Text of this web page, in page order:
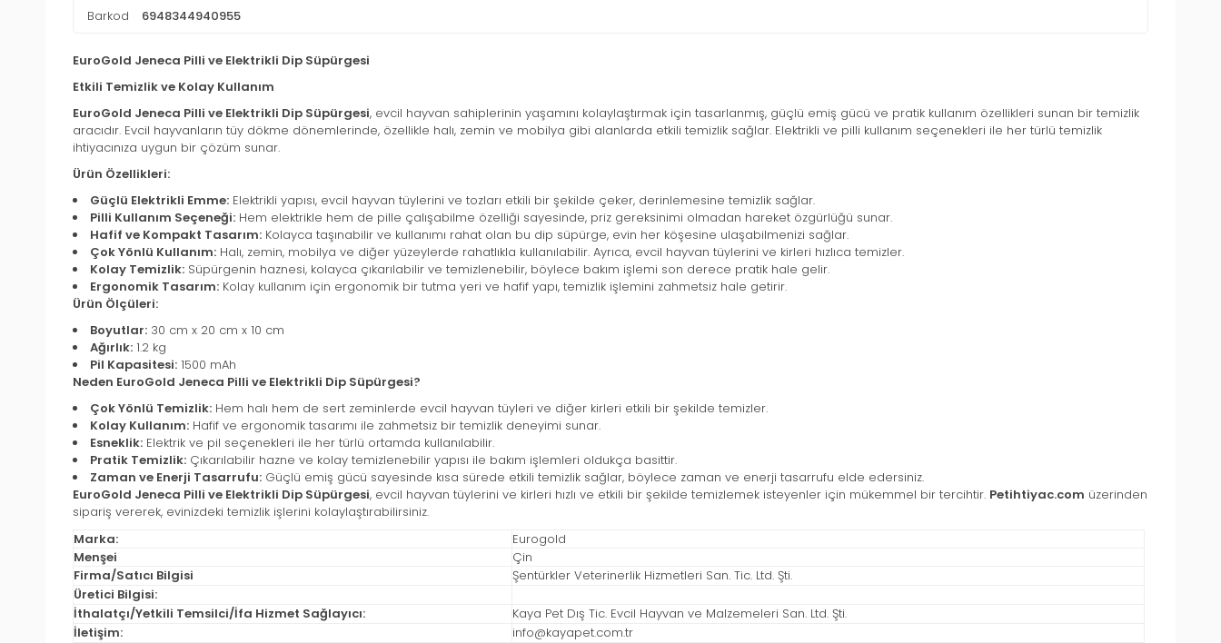
Barkod 6948344940955
EuroGold Jeneca Pilli ve Elektrikli Dip Süpürgesi
Etkili Temizlik ve Kolay Kullanım
EuroGold Jeneca Pilli ve Elektrikli Dip Süpürgesi, evcil hayvan sahiplerinin yaşamını kolaylaştırmak için tasarlanmış, güçlü emiş gücü ve pratik kullanım özellikleri sunan bir temizlik
aracıdır. Evcil hayvanların tüy dökme dönemlerinde, özellikle halı, zemin ve mobilya gibi alanlarda etkili temizlik sağlar. Elektrikli ve pilli kullanım seçenekleri ile her türlü temizlik
ihtiyacınıza uygun bir çözüm sunar.
Ürün Özellikleri:
Güçlü Elektrikli Emme: Elektrikli yapısı, evcil hayvan tüylerini ve tozları etkili bir şekilde çeker, derinlemesine temizlik sağlar.
Pilli Kullanım Seçeneği: Hem elektrikle hem de pille çalışabilme özelliği sayesinde, priz gereksinimi olmadan hareket özgürlüğü sunar.
Hafif ve Kompakt Tasarım: Kolayca taşınabilir ve kullanımı rahat olan bu dip süpürge, evin her köşesine ulaşabilmenizi sağlar.
Çok Yönlü Kullanım: Halı, zemin, mobilya ve diğer yüzeylerde rahatlıkla kullanılabilir. Ayrıca, evcil hayvan tüylerini ve kirleri hızlıca temizler.
Kolay Temizlik: Süpürgenin haznesi, kolayca çıkarılabilir ve temizlenebilir, böylece bakım işlemi son derece pratik hale gelir.
Ergonomik Tasarım: Kolay kullanım için ergonomik bir tutma yeri ve hafif yapı, temizlik işlemini zahmetsiz hale getirir.
Ürün Ölçüleri:
Boyutlar: 30 cm x 20 cm x 10 cm
Ağırlık: 1.2 kg
Pil Kapasitesi: 1500 mAh
Neden EuroGold Jeneca Pilli ve Elektrikli Dip Süpürgesi?
Çok Yönlü Temizlik: Hem halı hem de sert zeminlerde evcil hayvan tüyleri ve diğer kirleri etkili bir şekilde temizler.
Kolay Kullanım: Hafif ve ergonomik tasarımı ile zahmetsiz bir temizlik deneyimi sunar.
Esneklik: Elektrik ve pil seçenekleri ile her türlü ortamda kullanılabilir.
Pratik Temizlik: Çıkarılabilir hazne ve kolay temizlenebilir yapısı ile bakım işlemleri oldukça basittir.
Zaman ve Enerji Tasarrufu: Güçlü emiş gücü sayesinde kısa sürede etkili temizlik sağlar, böylece zaman ve enerji tasarrufu elde edersiniz.
EuroGold Jeneca Pilli ve Elektrikli Dip Süpürgesi, evcil hayvan tüylerini ve kirleri hızlı ve etkili bir şekilde temizlemek isteyenler için mükemmel bir tercihtir. Petihtiyac.com üzerinden
sipariş vererek, evinizdeki temizlik işlerini kolaylaştırabilirsiniz.
Marka:
Eurogold
Menşei
Çin
Firma/Satıcı Bilgisi
Şentürkler Veterinerlik Hizmetleri San. Tic. Ltd. Şti.
Üretici Bilgisi:
İthalatçı/Yetkili Temsilci/İfa Hizmet Sağlayıcı:
Kaya Pet Dış Tic. Evcil Hayvan ve Malzemeleri San. Ltd. Şti.
İletişim:
info@kayapet.com.tr